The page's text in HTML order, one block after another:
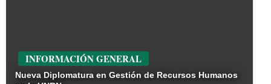
INFORMACIÓN GENERAL
Nueva Diplomatura en Gestión de Recursos Humanos